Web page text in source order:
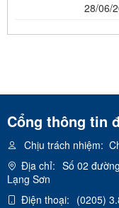
28/06/
Cổng thông tin
Chịu trách nhiệm:
Địa chỉ: Số 02
Lạng Sơn
Điện thoại: (0205)